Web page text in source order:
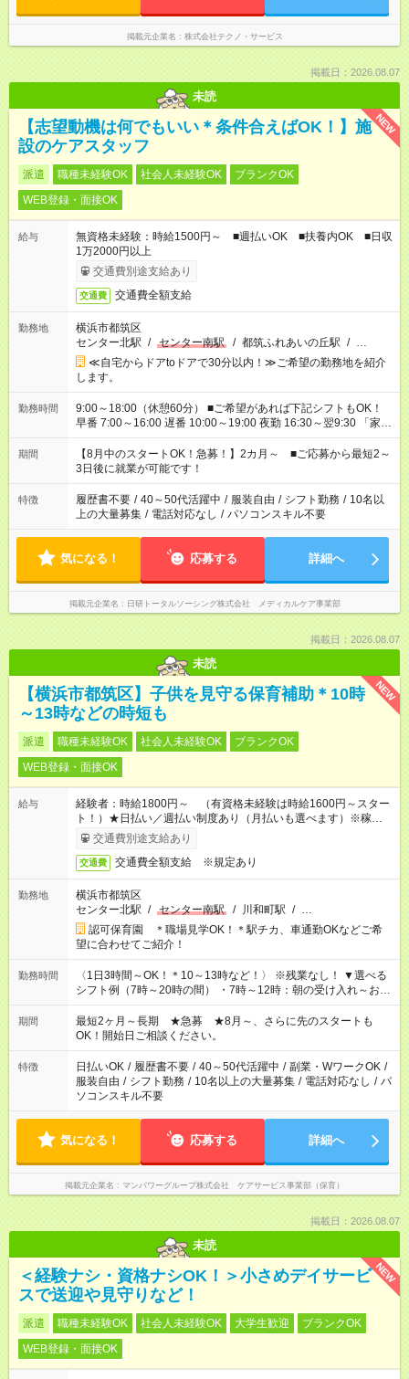
掲載元企業名 株式会社テクノ・サービス
掲載日：2026.08.07
未読
NEW
【志望動機は何でもいい＊条件合えばOK！】施
設のケアスタッフ
派遣 職種未経験OK 社会人未経験OK
ブランクOK
WEB登録・面接OK
給与
無資格未経験：時給1500円～ ■週払いOK ■扶養内OK ■日収
1万2000円以上
交通費別途支給あり
交通費 交通費全額支給
勤務地
横浜市都筑区
センター北駅 / センター南駅 / 都筑ふれあいの丘駅 / …
≪自宅からドアtoドアで30分以内！≫ご希望の勤務地を紹介
します。
勤務時間
9:00～18:00（休憩60分） ■ご希望があれば下記シフトもOK！
早番 7:00～16:00 遅番 10:00～19:00 夜勤 16:30～翌9:30 「家族
と休みを合わせたい」 「余裕を持って夕飯の準備がしたい」
「できれば残業はしたくない」 など、ご希望を教えてください
ね。 ※Wワーク希望の方へ 今ご覧のお仕事で希望する勤務時間
と、もう1つのお仕事の勤務時間。 合計で週40時間を超える場
合は応募できません。
期間
【8月中のスタートOK！急募！】2カ月～ ■ご応募から最短2～
3日後に就業が可能です！
特徴 履歴書不要 / 40～50代活躍中 / 服装自由 / シフト勤務 / 10名以
上の大量募集 / 電話対応なし / パソコンスキル不要
気になる！ 応募する 詳細へ
掲載元企業名 日研トータルソーシング株式会社 メディカルケア事業部
掲載日：2026.08.07
未読
NEW
【横浜市都筑区】子供を見守る保育補助＊10時
～13時などの時短も
派遣 職種未経験OK 社会人未経験OK
ブランクOK
WEB登録・面接OK
給与
経験者：時給1800円～ （有資格未経験は時給1600円～スター
ト！）★日払い／週払い制度あり（月払いも選べます）※稼働開
始時は手続き完了次第のお支払いとなります★フルタイムできる
方は100円アップ！
交通費別途支給あり
交通費 交通費全額支給 ※規定あり
勤務地
横浜市都筑区
センター北駅 / センター南駅 / 川和町駅 / …
認可保育園 ＊職場見学OK！＊駅チカ、車通勤OKなどご希
望に合わせてご紹介！
勤務時間
〈1日3時間～OK！＊10～13時など！〉 ※残業なし！ ▼選べる
シフト例（7時～20時の間） ・7時～12時：朝の受け入れ～お昼
の準備 ・10時～13時：園児の見守り～お昼の補助 ・9時～16
時：帰りの会まで！子供の成長を見守る ・15時～20時：夜のお
迎えサポート
期間
最短2ヶ月～長期 ★急募 ★8月～、さらに先のスタートも
OK！開始日ご相談ください。
特徴 日払いOK / 履歴書不要 / 40～50代活躍中 / 副業・WワークOK /
服装自由 / シフト勤務 / 10名以上の大量募集 / 電話対応なし / パ
ソコンスキル不要
気になる！ 応募する 詳細へ
掲載元企業名 マンパワーグループ株式会社 ケアサービス事業部（保育）
掲載日：2026.08.07
未読
NEW
＜経験ナシ・資格ナシOK！＞小さめデイサービ
スで送迎や見守りなど！
派遣 職種未経験OK 社会人未経験OK 大学生歓迎
ブランクOK
WEB登録・面接OK